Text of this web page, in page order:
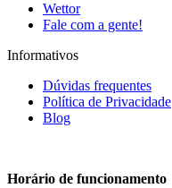
Wettor
Fale com a gente!
Informativos
Dúvidas frequentes
Política de Privacidade
Blog
Horário de funcionamento